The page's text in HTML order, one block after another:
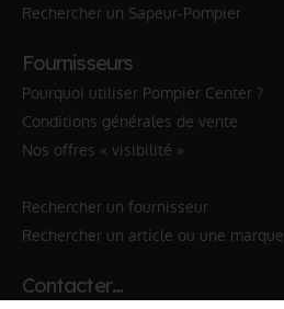
Rechercher un Sapeur-Pompier
Fournisseurs
Pourquoi utiliser Pompier Center ?
Conditions générales de vente
Nos offres « visibilité »
Rechercher un fournisseur
Rechercher un article ou une marque
Contacter…